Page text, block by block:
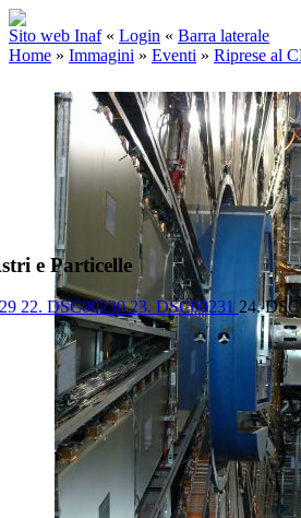
Sito web Inaf « Login « Barra laterale
Home » Immagini » Eventi » Riprese al
e Particelle
22. DSC0023023. DSC00231 24.